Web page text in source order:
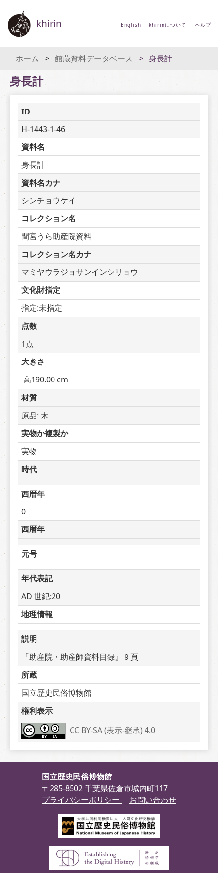
khirin English khirinについて ヘルプ
ホーム 館蔵資料データベース 身長計
身長計
ID
H-1443-1-46
資料名
身長計
資料名カナ
シンチョウケイ
コレクション名
間宮うら助産院資料
コレクション名カナ
マミヤウラジョサンインシリョウ
文化財指定
指定:未指定
点数
1点
大きさ
高190.00 cm
材質
原品: 木
実物か複製か
実物
時代
西暦年
0
西暦年
元号
年代表記
AD 世紀:20
地理情報
説明
『助産院・助産師資料目録』９頁
所蔵
国立歴史民俗博物館
権利表示
CC BY-SA (表示-継承) 4.0
国立歴史民俗博物館
〒285-8502 千葉県佐倉市城内町117
プライバシーポリシー
お問い合わせ